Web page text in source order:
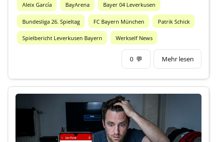
Aleix García BayArena Bayer 04 Leverkusen
Bundesliga 26. Spieltag FC Bayern München Patrik Schick
Spielbericht Leverkusen Bayern Werkself News
0 💬 Mehr lesen